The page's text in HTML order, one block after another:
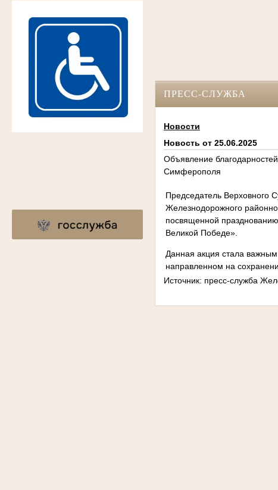
ПРЕСС-СЛУЖБА
Новости
Новость от 25.06.2025
Объявление
Симферополя
Председатель Верховного
Железнодорожного
посвященной
Великой Победе».
Данная акция стала
направленном на
Источник: пресс-служба